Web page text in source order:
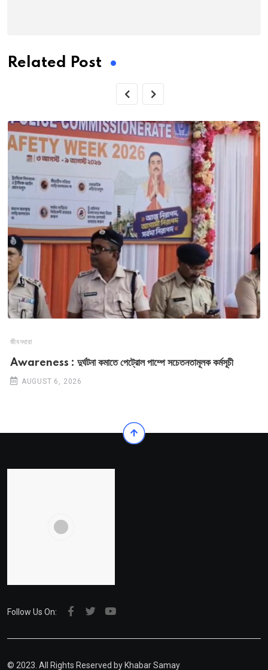
Related Post
জীবনধারা
Awareness : দুর্ঘটনা কমাতে পেট্রোল পাম্পে সচেতনতামূলক কর্মসূচী
AUGUST 6, 2026
Follow Us On:
© 2023. All Rights Reserved by Khabar Samay